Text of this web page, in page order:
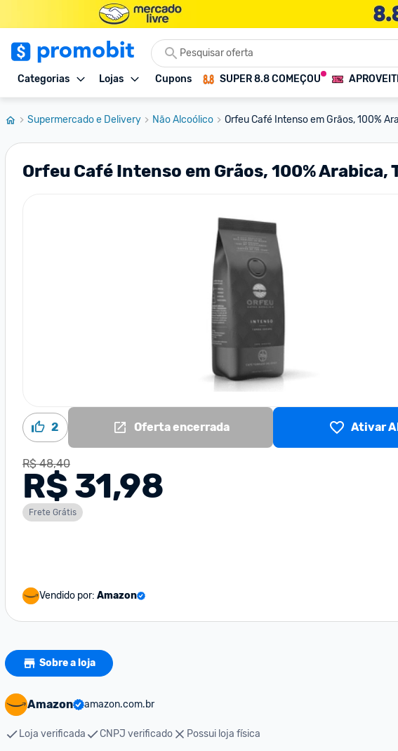
Categorias Lojas Cupons SUPER 8.8 COMEÇOU
Supermercado e Delivery Não Alcoólico Orfeu Café Intenso em Grãos, 100%
Orfeu Café Intenso em Grãos, 100% Arabica,
2 Oferta encerrada Ativar
R$ 48,40
R$ 31,98
Frete Grátis
Vendido por: Amazon
Sobre a loja
Amazon amazon.com.br
Loja verificada CNPJ verificado
Possui loja física